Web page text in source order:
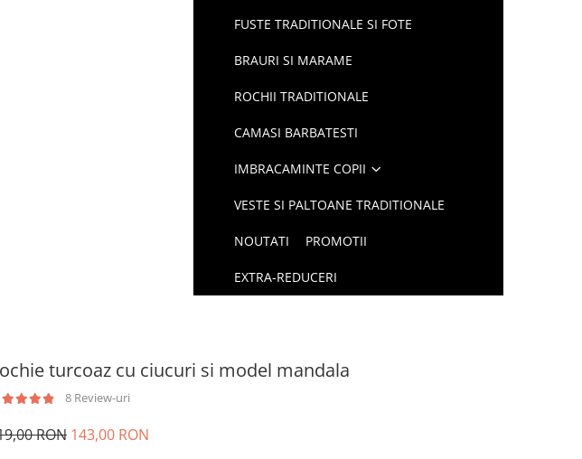
FUSTE TRADITIONALE SI FOTE
BRAURI SI MARAME
ROCHII TRADITIONALE
CAMASI BARBATESTI
IMBRACAMINTE COPII
VESTE SI PALTOANE TRADITIONALE
NOUTATI PROMOTII
EXTRA-REDUCERI
turcoaz cu ciucuri si model mandala
8 Review-uri
RON 143,00 RON